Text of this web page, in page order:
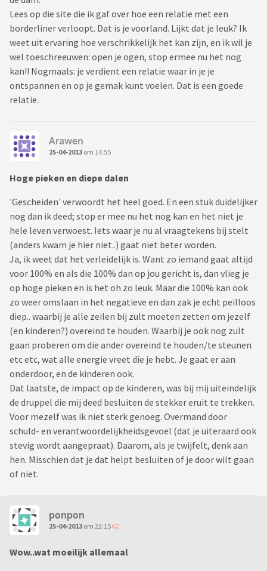
Lees op die site die ik gaf over hoe een relatie met een
borderliner verloopt. Dat is je voorland. Lijkt dat je leuk? Ik
weet uit ervaring hoe verschrikkelijk het kan zijn, en ik wil je
wel toeschreeuwen: open je ogen, stop ermee nu het nog
kan!! Nogmaals: je verdient een relatie waar in je je
ontspannen en op je gemak kunt voelen. Dat is een goede
relatie.
Arawen
25-04-2013 om 14:55
Hoge pieken en diepe dalen
'Gescheiden' verwoordt het heel goed. En een stuk duidelijker
nog dan ik deed; stop er mee nu het nog kan en het niet je
hele leven verwoest. Iets waar je nu al vraagtekens bij stelt
(anders kwam je hier niet..) gaat niet beter worden.
Ja, ik weet dat het verleidelijk is. Want zo iemand gaat altijd
voor 100% en als die 100% dan op jou gericht is, dan vlieg je
op hoge pieken en is het oh zo leuk. Maar die 100% kan ook
zo weer omslaan in het negatieve en dan zak je echt peilloos
diep.. waarbij je alle zeilen bij zult moeten zetten om jezelf
(en kinderen?) overeind te houden. Waarbij je ook nog zult
gaan proberen om die ander overeind te houden/te steunen
etc etc, wat alle energie vreet die je hebt. Je gaat er aan
onderdoor, en de kinderen ook.
Dat laatste, de impact op de kinderen, was bij mij uiteindelijk
de druppel die mij deed besluiten de stekker eruit te trekken.
Voor mezelf was ik niet sterk genoeg. Overmand door
schuld- en verantwoordelijkheidsgevoel (dat je uiteraard ook
stevig wordt aangepraat). Daarom, als je twijfelt, denk aan
hen. Misschien dat je dat helpt besluiten of je door wilt gaan
of niet.
ponpon
25-04-2013 om 22:15
Wow..wat moeilijk allemaal